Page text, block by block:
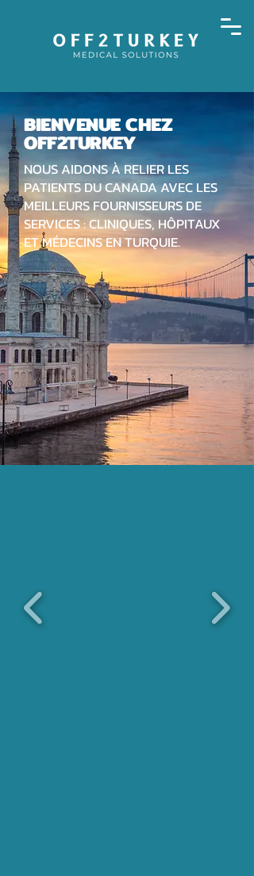
BIENVENUE CHEZ
OFF2TURKEY
NOUS AIDONS À RELIER LES
PATIENTS DU CANADA AVEC LES
MEILLEURS FOURNISSEURS DE
SERVICES : CLINIQUES, HÔPITAUX
ET MÉDECINS EN TURQUIE.